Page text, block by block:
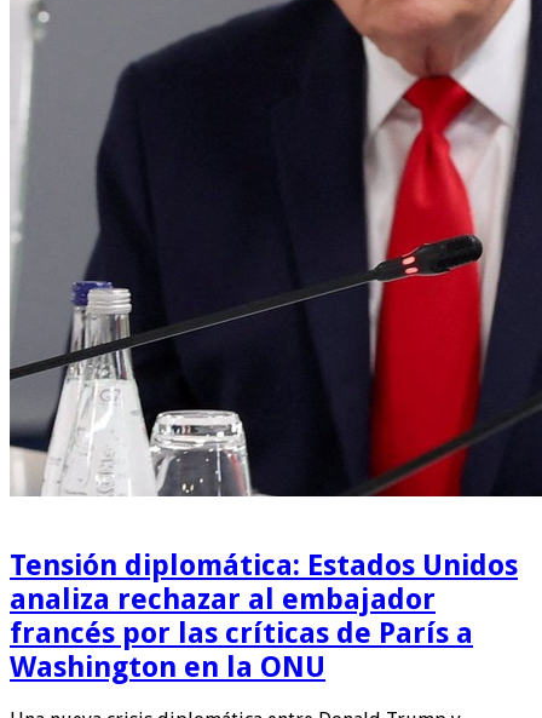
Tensión diplomática: Estados Unidos
analiza rechazar al embajador
francés por las críticas de París a
Washington en la ONU